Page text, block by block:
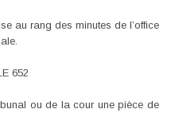
au rang des minutes de l’office
652
ou de la cour une pièce de